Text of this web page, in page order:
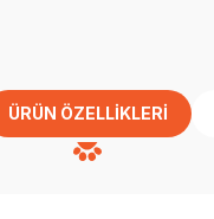
ÜRÜN ÖZELLIKLERI